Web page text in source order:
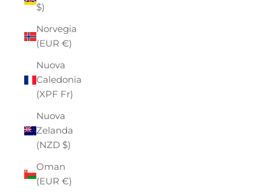
$)
Norvegia
(EUR €)
Nuova
Caledonia
(XPF Fr)
Nuova
Zelanda
(NZD $)
Oman
(EUR €)